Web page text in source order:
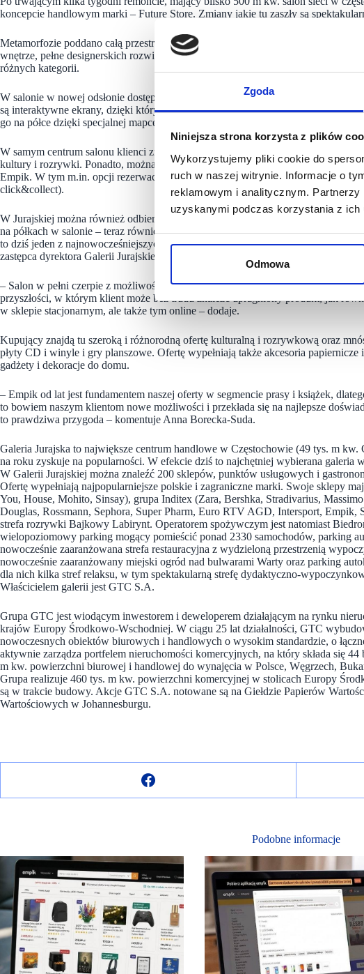
Zgoda
Niniejsza strona korzysta z plików
Wykorzystujemy pliki cookie do
ruch w naszej witrynie. Informacje o
reklamowym i analitycznym.
uzyskanymi podczas korzystania z ich
Odmowa
koncepcie handlowym marki – Future Store. Zmiany jakie tu zaszły są
Metamorfozie poddano całą przestrzeń sklepu, w efekcie czego zyskał on
wnętrze, pełne designerskich rozwiązań, a także czytelną nawigację oraz
różnych kategorii.
W salonie w nowej odsłonie dostępny jest także cały szereg rozwiązań
są interaktywne ekrany, dzięki którym można nie tylko sprawdzić dostępność
go na półce dzięki specjalnej mapce.
W samym centrum salonu klienci znajdą natomiast duże ekrany, które informują o
kultury i rozrywki. Ponadto, można tu niezmiennie korzystać z nowoczesnych
Empik. W tym m.in. opcji rezerwacji produktu online w aplikacji i jego odbioru w
click&collect).
W Jurajskiej można również odbierać bez żadnych dodatkowych opłat
na półkach w salonie – teraz również w opcji ekodostawy bez dodatkowych
to dziś jeden z najnowocześniejszych sklepów w ofercie naszej galerii, jak i w
zastępca dyrektora Galerii Jurajskiej.
– Salon w pełni czerpie z możliwości jakie dają nowe technologie oraz
przyszłości, w którym klient może bez trudu znaleźć upragniony produkt, jak
w sklepie stacjonarnym, ale także tym online – dodaje.
Kupujący znajdą tu szeroką i różnorodną ofertę kulturalną i rozrywkową oraz
płyty CD i winyle i gry planszowe. Ofertę wypełniają także akcesoria
gadżety i dekoracje do domu.
– Empik od lat jest fundamentem naszej oferty w segmencie prasy i książek,
to bowiem naszym klientom nowe możliwości i przekłada się na najlepsze
to prawdziwa przygoda – komentuje Anna Borecka-Suda.
Galeria Jurajska to największe centrum handlowe w Częstochowie (49 tys. m
na roku zyskuje na popularności. W efekcie dziś to najchętniej wybierana galeria
W Galerii Jurajskiej można znaleźć 200 sklepów, punktów usługowych i
Ofertę wypełniają najpopularniejsze polskie i zagraniczne marki. Swoje sklepy
You, House, Mohito, Sinsay), grupa Inditex (Zara, Bershka, Stradivarius,
Douglas, Rossmann, Sephora, Super Pharm, Euro RTV AGD, Intersport,
strefa rozrywki Bajkowy Labirynt. Operatorem spożywczym jest natomiast
wielopoziomowy parking mogący pomieścić ponad 2330 samochodów, parking
nowocześnie zaaranżowana strefa restauracyjna z wydzieloną przestrzenią
nowocześnie zaaranżowany miejski ogród nad bulwarami Warty oraz parking
dla nich kilka stref relaksu, w tym spektakularną strefę dydaktyczno-
Właścicielem galerii jest GTC S.A.
Grupa GTC jest wiodącym inwestorem i deweloperem działającym na rynku
krajów Europy Środkowo-Wschodniej. W ciągu 25 lat działalności, GTC
nowoczesnych obiektów biurowych i handlowych o wysokim standardzie, o
aktywnie zarządza portfelem nieruchomości komercyjnych, na który składa się
m kw. powierzchni biurowej i handlowej do wynajęcia w Polsce, Węgrzech,
Grupa realizuje 460 tys. m kw. powierzchni komercyjnej w stolicach Europy
są w trakcie budowy. Akcje GTC S.A. notowane są na Giełdzie Papierów
Wartościowych w Johannesburgu.
Podobne informacje